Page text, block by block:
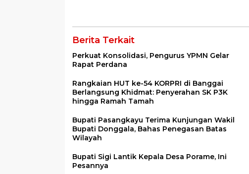
Berita Terkait
Perkuat Konsolidasi, Pengurus YPMN Gelar
Rapat Perdana
Rangkaian HUT ke-54 KORPRI di Banggai
Berlangsung Khidmat: Penyerahan SK P3K
hingga Ramah Tamah
Bupati Pasangkayu Terima Kunjungan Wakil
Bupati Donggala, Bahas Penegasan Batas
Wilayah
Bupati Sigi Lantik Kepala Desa Porame, Ini
Pesannya